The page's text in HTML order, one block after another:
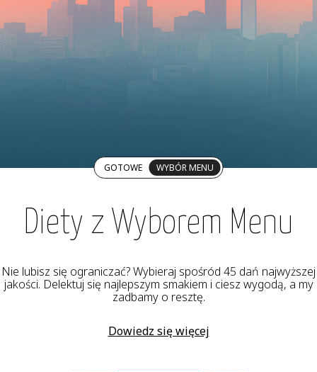
GOTOWE WYBÓR MENU
Diety z Wyborem Menu
Nie lubisz się ograniczać? Wybieraj spośród 45 dań najwyższej
jakości. Delektuj się najlepszym smakiem i ciesz wygodą, a my
zadbamy o resztę.
Dowiedz się więcej